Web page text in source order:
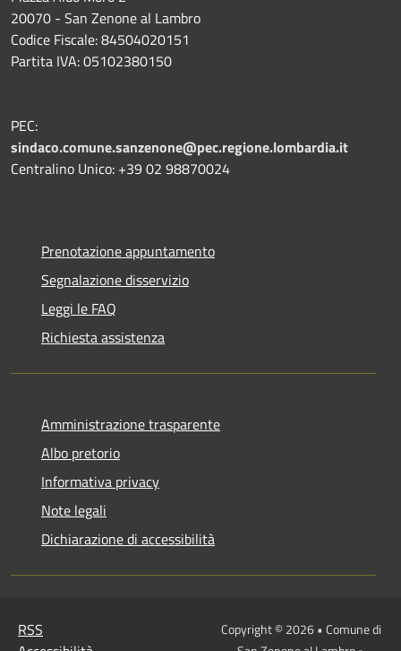
20070 - San Zenone al Lambro
Codice Fiscale: 84504020151
Partita IVA: 05102380150
PEC:
sindaco.comune.sanzenone@pec.regione.lombardia.it
Centralino Unico: +39 02 98870024
Prenotazione appuntamento
Segnalazione disservizio
Leggi le FAQ
Richiesta assistenza
Amministrazione trasparente
Albo pretorio
Informativa privacy
Note legali
Dichiarazione di accessibilità
RSS
Copyright © 2026 • Comune di